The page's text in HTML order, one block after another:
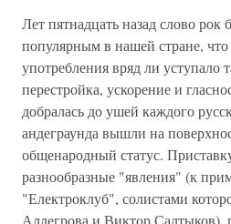
Лет пятнадцать назад слово рок
популярным в нашей стране, что
употребления вряд ли уступало
перестройка, ускорение и
добралась до ушей каждого
андеграунда вышли на
общенародный статус.
разнообразные "явления" (к
"Електроклуб", солистами
Аллегрова и Виктор Салтыков),